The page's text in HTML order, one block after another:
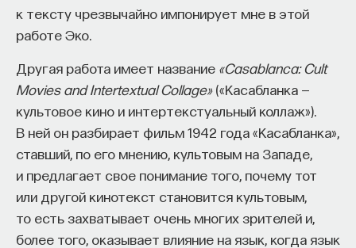
к тексту чрезвычайно импонирует мне в этой
работе Эко.
Другая работа имеет название «Casablanca: Cult
Movies and Intertextual Collage»(«Касабланка —
культовое кино и интертекстуальный коллаж»).
В ней он разбирает фильм 1942 года «Касабланка»,
ставший, по его мнению, культовым на Западе,
и предлагает свое понимание того, почему тот
или другой кинотекст становится культовым,
то есть захватывает очень многих зрителей и,
более того, оказывает влияние на язык, когда язык
ПАРТНЁР ПРОЕКТА